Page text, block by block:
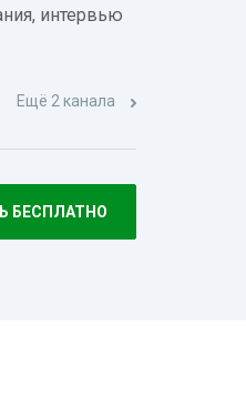
интервью
Ещё 2 канала
БЕСПЛАТНО